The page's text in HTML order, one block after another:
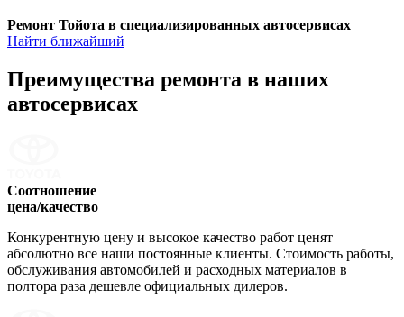
Ремонт Тойота в специализированных автосервисах
Найти ближайший
Преимущества ремонта в наших
автосервисах
Соотношение
цена/качество
Конкурентную цену и высокое качество работ ценят
абсолютно все наши постоянные клиенты. Стоимость работы,
обслуживания автомобилей и расходных материалов в
полтора раза дешевле официальных дилеров.